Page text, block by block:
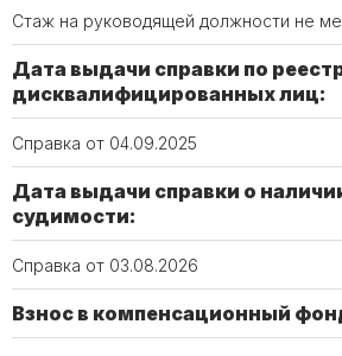
Стаж на руководящей должности не
Дата выдачи справки по
дисквалифицированных лиц:
Справка от 04.09.2025
Дата выдачи справки о
судимости:
Справка от 03.08.2026
Взнос в компенсационный